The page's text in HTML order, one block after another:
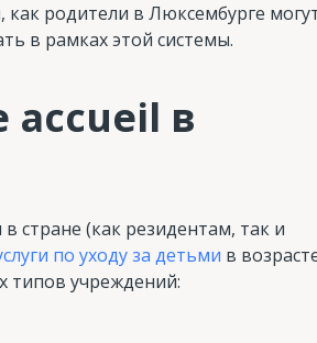
родители в Люксембурге
в рамках этой системы.
accueil в
стране (как резидентам, так и
по уходу за детьми в
типов учреждений: